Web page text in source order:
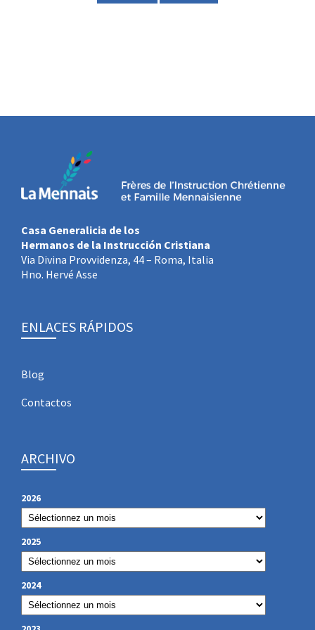
Casa Generalicia de los
Hermanos de la Instrucción Cristiana
Via Divina Provvidenza, 44 – Roma, Italia
Hno. Hervé Asse
ENLACES RÁPIDOS
Blog
Contactos
ARCHIVO
2026
2025
2024